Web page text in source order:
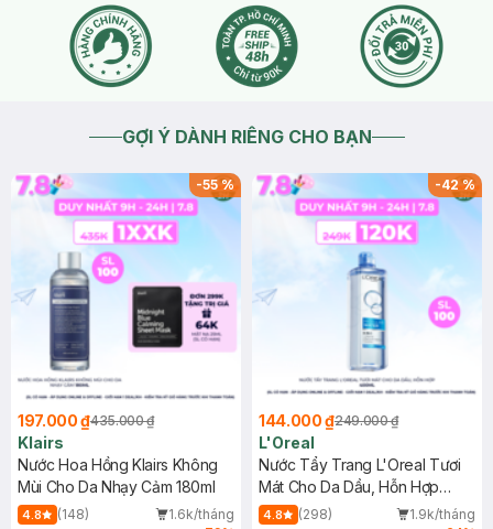
GỢI Ý DÀNH RIÊNG CHO BẠN
-55%
197.000 ₫435.000 ₫
Klairs
Nước Hoa Hồng Klairs Không
Mùi Cho Da Nhạy Cảm 180ml
4.8 (148)
1.6k/tháng
-42%
144.000 ₫249.000 ₫
L'Oreal
Nước Tẩy Trang L'Oreal Tươi
Mát Cho Da Dầu, Hỗn Hợp
400ml
4.8 (298)
1.9k/tháng